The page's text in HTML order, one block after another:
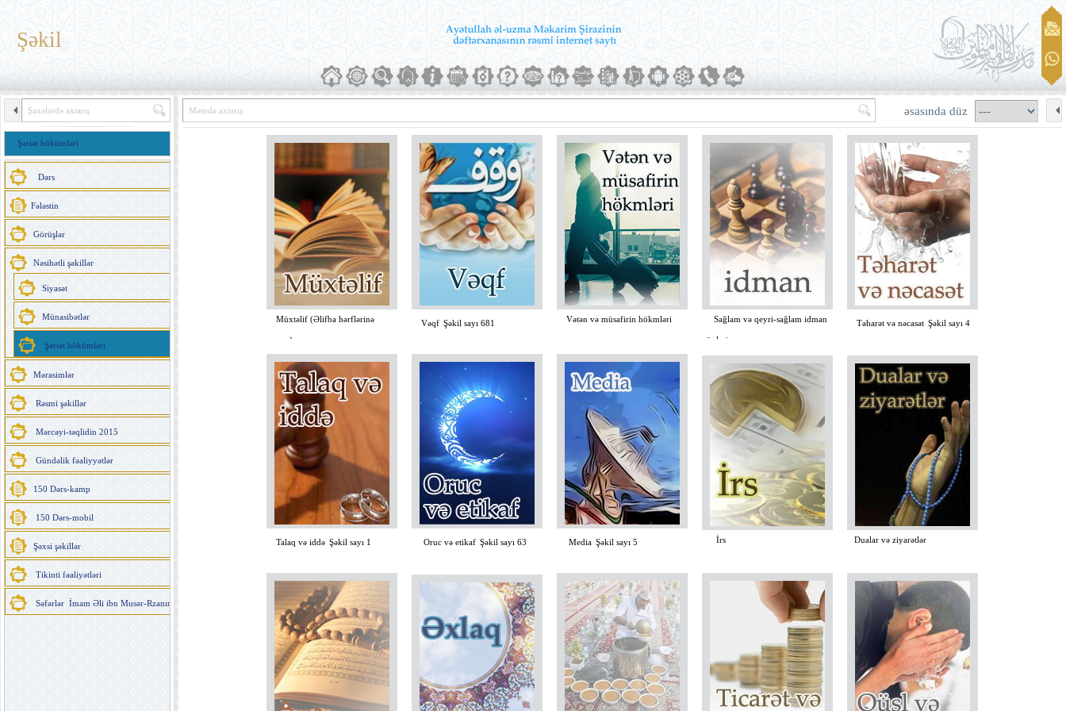
Şəkil
Şəriət hökümləri
Dərs
Fələstin
Görüşlər
Nəsihətli şəkillər
Siyasət
Münasibətlər
Şəriət hökümləri
Mərasimlər
Rəsmi şəkillər
Mərcəyi-təqlidin 2015
Gündəlik fəaliyyətlər
150 Dərs-kamp
150 Dərs-mobil
Şəxsi şəkillər
Tikinti fəaliyətləri
Səfərlər İmam Əli ibn Musər-Rzanın (ə) hərəmində toz alma mərasimi - Məşhəd 2016. İmam Əli ibn Musər-Rzanın (əleyhis-salam) hərəmini ziyarət - Məşhəd 2016. Hәzrәt Ayәtullah Mәkarim Şirazinin İmam Әli ibn Musәr-Rzanın (әleyhis-sәlam) hәrәmində camaat namazı
əsasında düz
Müxtəlif (Əlifba hərflərinə
əsasən)
Şəkil sayı 667
Vəqf Şəkil sayı 681 Vətən və müsafirin hökmləri Sağlam və qeyri-sağlam idman
növləri
Şəkil sayı 675
Təharət və nəcasət Şəkil sayı 4
Talaq və iddə Şəkil sayı 1 Oruc və etikaf Şəkil sayı 63 Media Şəkil sayı 5 İrs Dualar və ziyarətlər